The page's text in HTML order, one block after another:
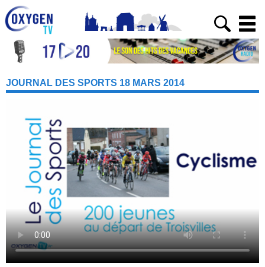
JOURNAL DES SPORTS 18 MARS 2014